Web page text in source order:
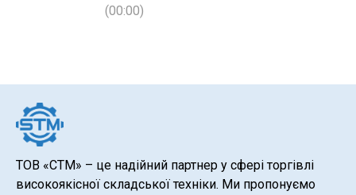
(00:00)
ТОВ «СТМ» – це надійний партнер у сфері торгівлі
високоякісної складської техніки. Ми пропонуємо